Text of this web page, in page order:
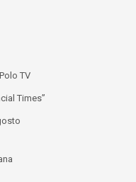
TV
Times”